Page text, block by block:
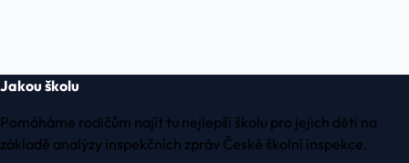
Jakou školu
Pomáháme rodičům najít tu nejlepší školu pro jejich děti na
základě analýzy inspekčních zpráv České školní inspekce.